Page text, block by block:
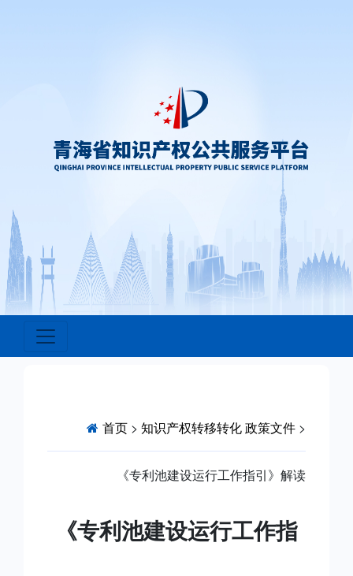
首页 > 知识产权转移转化政策文件 >
《专利池建设运行工作指引》解读
《专利池建设运行工作指